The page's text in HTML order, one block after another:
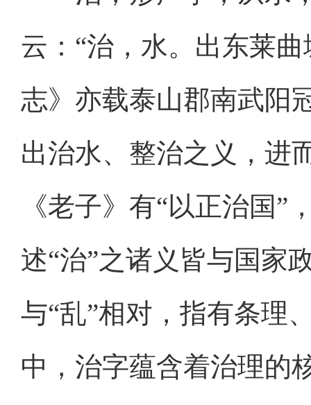
云：“治，水。出东莱
志》亦载泰山郡南武阳
出治水、整治之义，进
《老子》有“以正治国”
述“治”之诸义皆与国家
与“乱”相对，指有条理
中，治字蕴含着治理的